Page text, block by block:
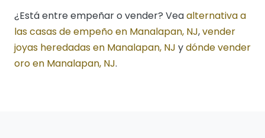
¿Está entre empeñar o vender? Veaalternativa a
las casas de empeño en Manalapan, NJ,vender
joyas heredadas en Manalapan, NJ ydónde vender
oro en Manalapan, NJ.